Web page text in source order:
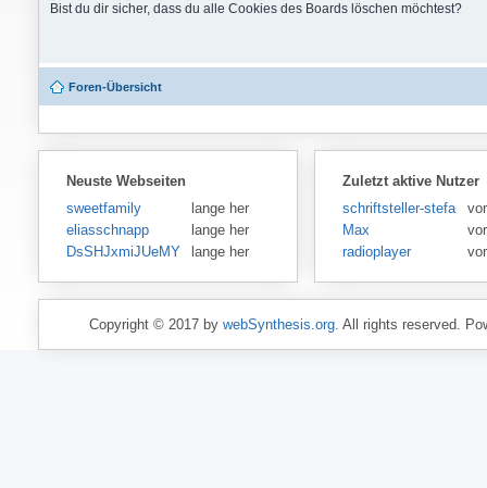
Bist du dir sicher, dass du alle Cookies des Boards löschen möchtest?
Foren-Übersicht
Neuste Webseiten
sweetfamily
lange her
eliasschnapp
lange her
DsSHJxmiJUeMY
lange her
Zuletzt aktive Nutzer
schriftsteller-stefansen
Max
radioplayer
Copyright © 2017 by webSynthesis.org. All rights reserved.